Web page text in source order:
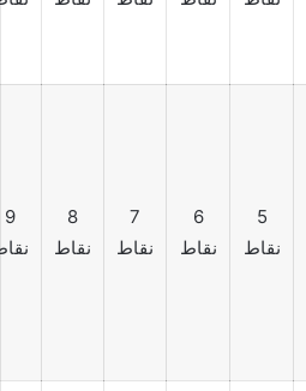
5
نقاط
6
نقاط
7
نقاط
8
نقاط
9